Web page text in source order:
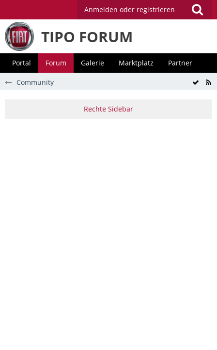
Anmelden oder registrieren
TIPO FORUM
Portal Forum Galerie Marktplatz Partner
Community